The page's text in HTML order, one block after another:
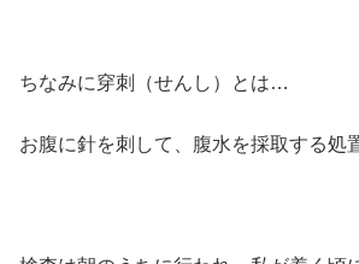
ちなみに穿刺（せんし）とは…
お腹に針を刺して、腹水を採取する処